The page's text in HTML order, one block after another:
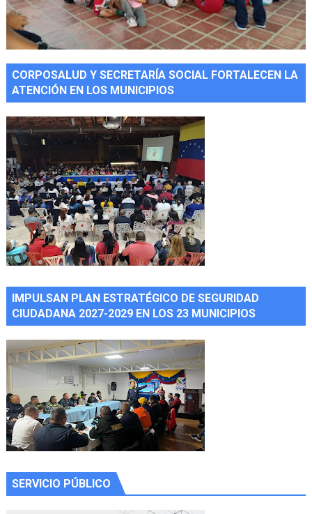
CORPOSALUD Y SECRETARÍA SOCIAL FORTALECEN LA
ATENCIÓN EN LOS MUNICIPIOS
IMPULSAN PLAN ESTRATÉGICO DE SEGURIDAD
CIUDADANA 2027-2029 EN LOS 23 MUNICIPIOS
SERVICIO PÚBLICO